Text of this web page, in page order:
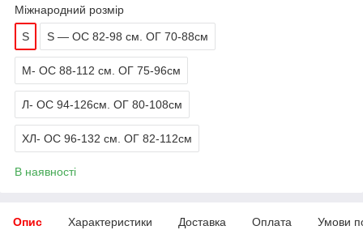
Міжнародний розмір
S S — ОС 82-98 см. ОГ 70-88см
M- ОС 88-112 см. ОГ 75-96см
Л- ОС 94-126см. ОГ 80-108см
ХЛ- ОС 96-132 см. ОГ 82-112см
В наявності
Опис Характеристики Доставка Оплата Умови